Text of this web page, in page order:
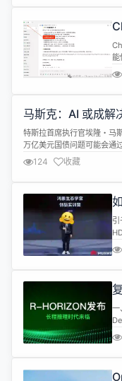
程中，我发现采集到的
能
（
马斯克：AI 或成解
特斯拉首席执行官埃隆・马
万亿美元国债问题可能会通
这些技术可能会引发显著的
出，目前美国的国债规模已
军费预算。他补充说，财政
升。在这种背景下，许...
124 收藏
术
之
一
在